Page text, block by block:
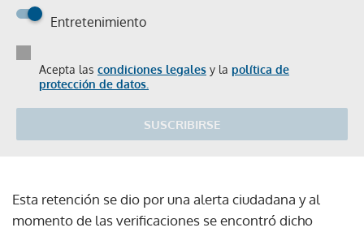
Entretenimiento
Acepta las condiciones legales y la política de
protección de datos.
SUSCRIBIRSE
Esta retención se dio por una alerta ciudadana y al
momento de las verificaciones se encontró dicho